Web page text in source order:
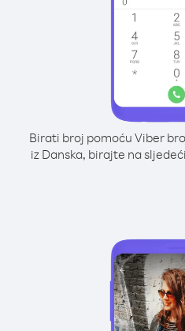
Birati broj pomoću Viber
iz Danska, birajte na